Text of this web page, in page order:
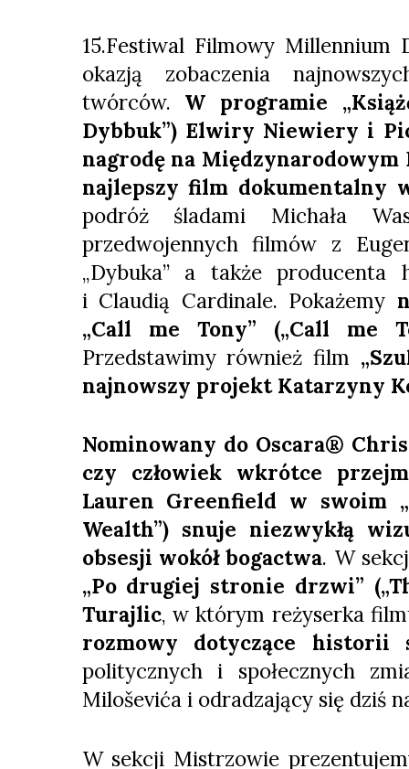
15.Festiwal Filmowy
okazją zobaczenia
twórców. W programie
Dybbuk”) Elwiry Niewiery i
nagrodę na
najlepszy film dokumentalny
podróż śladami Michała
przedwojennych filmów z
„Dybuka” a także
i Claudią Cardinale. Pokażemy
„Call me Tony” („Call me
Przedstawimy również film
najnowszy projekt Katarzyny
Nominowany do Oscara®
czy człowiek wkrótce
Lauren Greenfield w swoim
Wealth”) snuje niezwykłą
obsesji wokół bogactwa. W
„Po drugiej stronie drzwi”
Turajlic, w którym reżyserka
rozmowy dotyczące
politycznych i społecznych
Miloševića i odradzający się dziś
W sekcji Mistrzowie